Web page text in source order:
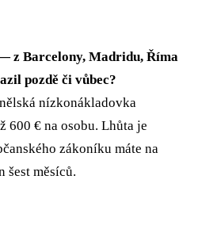
z Barcelony, Madridu, Říma
pozdě či vůbec?
nízkonákladovka
600 € na osobu. Lhůta je
zákoníku máte na
šest měsíců.